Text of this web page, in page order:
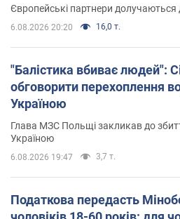
Європейські партнери долучаються
6.08.2026 20:20 16,0 т.
"Балістика вбиває людей":
обговорити перехоплення
Україною
Глава МЗС Польщі закликав до
Україною
6.08.2026 19:47 3,7 т.
Податкова передасть